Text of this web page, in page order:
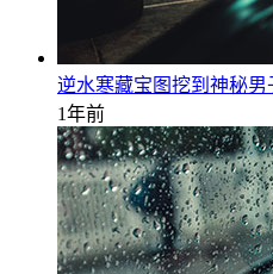
逆水寒藏宝图挖到神秘男
1年前